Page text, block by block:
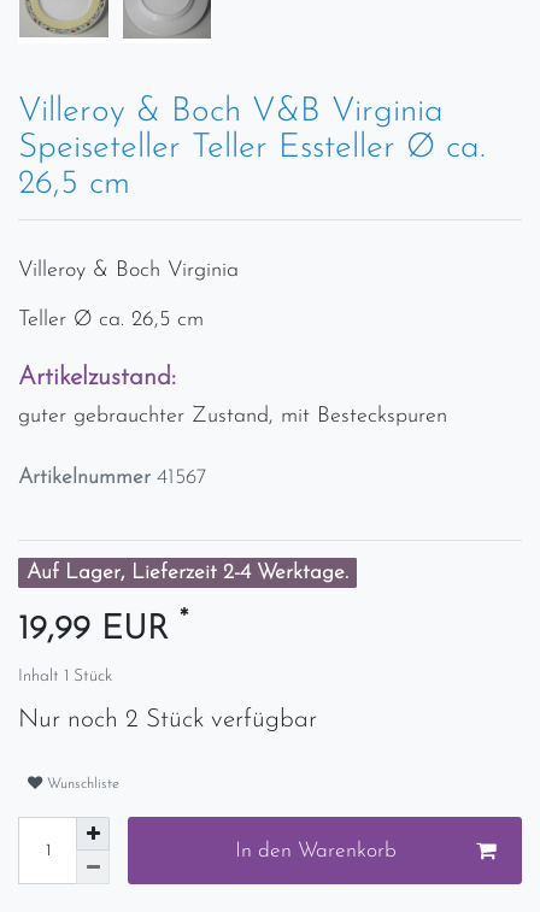
Villeroy & Boch V&B Virginia
Speiseteller Teller Essteller Ø ca.
26,5 cm
Villeroy & Boch Virginia
Teller Ø ca. 26,5 cm
Artikelzustand:
guter gebrauchter Zustand, mit Besteckspuren
Artikelnummer 41567
Auf Lager, Lieferzeit 2-4 Werktage.
19,99 EUR *
Inhalt 1 Stück
Nur noch 2 Stück verfügbar
Wunschliste
In den Warenkorb